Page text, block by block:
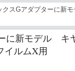
クスGアダプターに新
に新モデル キ
イルムX用